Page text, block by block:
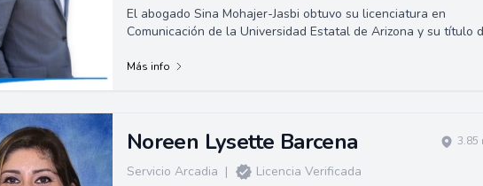
El abogado Sina Mohajer-Jasbi obtuvo su licenciatura en
Comunicación de la Universidad Estatal de Arizona y su título
Más info
Noreen Lysette Barcena
Servicio Arcadia | Licencia Verificada
3.85